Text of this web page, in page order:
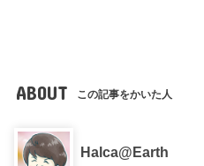
ABOUT この記事をかいた人
Halca@Earth